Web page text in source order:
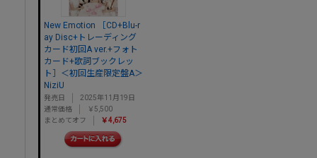
New Emotion ［CD+Blu-r
ay Disc+トレーディング
カード初回A ver.+フォト
カード+歌詞ブックレッ
ト］＜初回生産限定盤A＞
NiziU
発売日
2025年11月19日
通常価格
￥5,500
まとめてオフ
￥4,675